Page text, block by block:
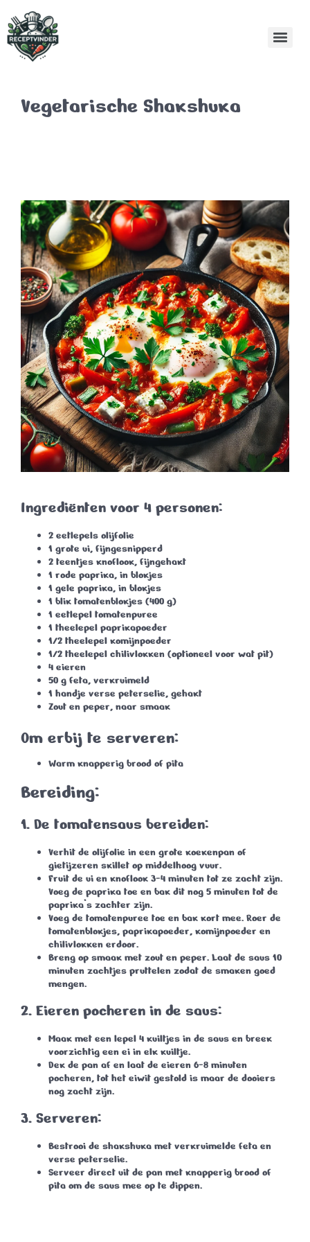
Vegetarische Shakshuka
Ingrediënten voor 4 personen:
2 eetlepels olijfolie
1 grote ui, fijngesnipperd
2 teentjes knoflook, fijngehakt
1 rode paprika, in blokjes
1 gele paprika, in blokjes
1 blik tomatenblokjes (400 g)
1 eetlepel tomatenpuree
1 theelepel paprikapoeder
1/2 theelepel komijnpoeder
1/2 theelepel chilivlokken (optioneel voor wat pit)
4 eieren
50 g feta, verkruimeld
1 handje verse peterselie, gehakt
Zout en peper, naar smaak
Om erbij te serveren:
Warm knapperig brood of pita
Bereiding:
1. De tomatensaus bereiden:
Verhit de olijfolie in een grote koekenpan of
gietijzeren skillet op middelhoog vuur.
Fruit de ui en knoflook 3-4 minuten tot ze zacht zijn.
Voeg de paprika toe en bak dit nog 5 minuten tot de
paprika’s zachter zijn.
Voeg de tomatenpuree toe en bak kort mee. Roer de
tomatenblokjes, paprikapoeder, komijnpoeder en
chilivlokken erdoor.
Breng op smaak met zout en peper. Laat de saus 10
minuten zachtjes pruttelen zodat de smaken goed
mengen.
2. Eieren pocheren in de saus:
Maak met een lepel 4 kuiltjes in de saus en breek
voorzichtig een ei in elk kuiltje.
Dek de pan af en laat de eieren 6-8 minuten
pocheren, tot het eiwit gestold is maar de dooiers
nog zacht zijn.
3. Serveren:
Bestrooi de shakshuka met verkruimelde feta en
verse peterselie.
Serveer direct uit de pan met knapperig brood of
pita om de saus mee op te dippen.